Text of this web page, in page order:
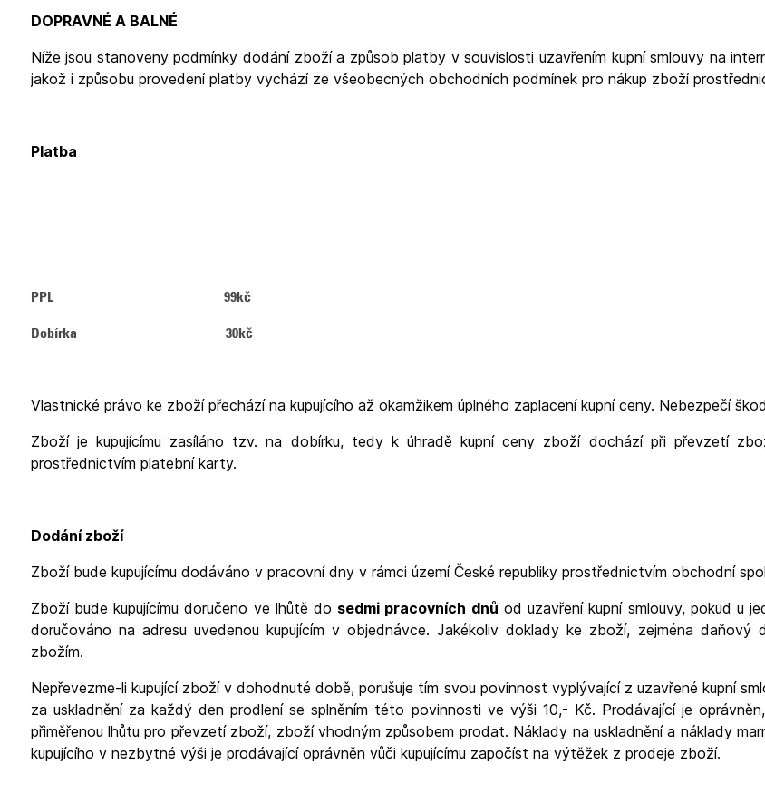
DOPRAVNÉ A BALNÉ
Níže jsou stanoveny podmínky dodání zboží a způsob platby v souvislosti uzavřením kupní smlouvy na
jakož i způsobu provedení platby vychází ze všeobecných obchodních podmínek pro nákup zboží
Platba
PPL 99kč
Dobírka 30kč
Vlastnické právo ke zboží přechází na kupujícího až okamžikem úplného zaplacení kupní ceny. Nebezpečí
Zboží je kupujícímu zasíláno tzv. na dobírku, tedy k úhradě kupní ceny zboží dochází při převzetí
prostřednictvím platební karty.
Dodání zboží
Zboží bude kupujícímu dodáváno v pracovní dny v rámci území České republiky prostřednictvím obchodní
Zboží bude kupujícímu doručeno ve lhůtě do sedmi pracovních dnů od uzavření kupní smlouvy, pokud u
doručováno na adresu uvedenou kupujícím v objednávce. Jakékoliv doklady ke zboží, zejména
zbožím.
Nepřevezme-li kupující zboží v dohodnuté době, porušuje tím svou povinnost vyplývající z uzavřené kupní
za uskladnění za každý den prodlení se splněním této povinnosti ve výši 10,- Kč. Prodávající je
přiměřenou lhůtu pro převzetí zboží, zboží vhodným způsobem prodat. Náklady na uskladnění a náklady
kupujícího v nezbytné výši je prodávající oprávněn vůči kupujícímu započíst na výtěžek z prodeje zboží.